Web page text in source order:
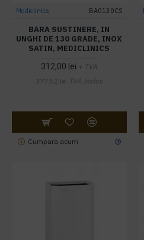
Mediclinics BA0130CS
BARA SUSTINERE, IN
UNGHI DE 130 GRADE, INOX
SATIN, MEDICLINICS
312,00 lei + TVA
377,52 lei TVA inclus
Cumpara acum